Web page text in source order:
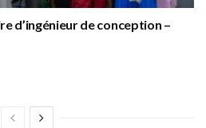
d’ingénieur de conception –